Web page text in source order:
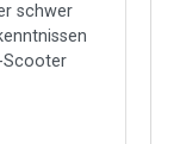
schwer
Scooter